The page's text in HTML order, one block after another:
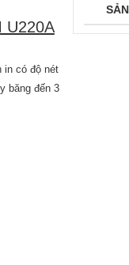
U220A
in có độ nét
băng đến 3